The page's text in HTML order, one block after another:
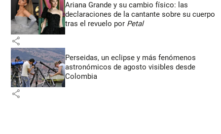
Ariana Grande y su cambio físico: las
declaraciones de la cantante sobre su cuerpo
tras el revuelo por Petal
share
Perseidas, un eclipse y más fenómenos
astronómicos de agosto visibles desde
Colombia
share